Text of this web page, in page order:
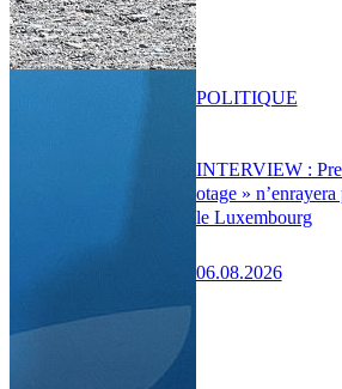
INTERVIEW :
otage »
le Luxembourg
06.08.2026
POLITIQUE